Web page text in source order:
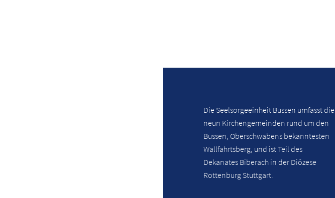
Die Seelsorgeeinheit Bussen umfasst die
neun Kirchengemeinden rund um den
Bussen, Oberschwabens bekanntesten
Wallfahrtsberg, und ist Teil des
Dekanates Biberach in der Diözese
Rottenburg Stuttgart.